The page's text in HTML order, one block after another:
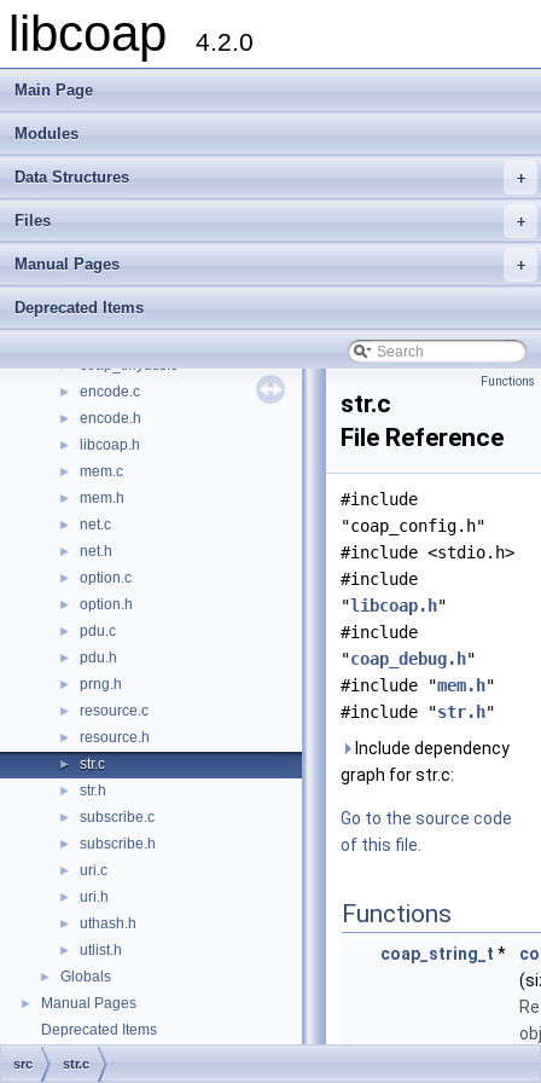
libcoap 4.2.0
Main Page
Modules
+
Data Structures
+
Files
+
Manual Pages
Deprecated Items
► coap_event.c
► coap_event.h
► coap_gnutls.c
► coap_hashkey.c
►
► coap_io.c
► coap_io.h
► coap_session.c
► coap_session.h
► coap_time.c
► coap_tinydtls.c
► encode.c
► encode.h
► libcoap.h
► mem.c
► mem.h
► net.c
► net.h
► option.c
► option.h
► pdu.c
► pdu.h
► prng.h
► resource.c
► resource.h
► str.c
► str.h
► subscribe.c
► subscribe.h
► uri.c
► uri.h
► uthash.h
► utlist.h
► Globals
►
Manual Pages
Deprecated Items
Functions
str.c
File Reference
#include
"coap_config.h"
#include <stdio.h>
#include
"libcoap.h"
#include
"coap_debug.h"
#include "mem.h"
#include "str.h"
Include dependency
graph for str.c:
Go to the source code
of this file.
Functions
coap_string_t *
src str.c